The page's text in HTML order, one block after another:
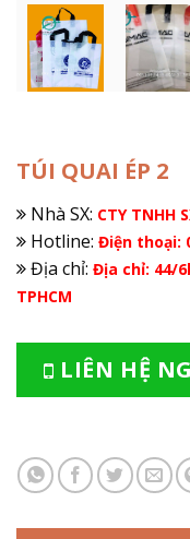
TÚI QUAI ÉP 2
Nhà SX: CTY TNHH
Hotline: Điện thoại:
Địa chỉ: Địa chỉ: 44/
TPHCM
LIÊN HỆ